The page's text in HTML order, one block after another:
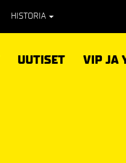
HISTORIA
UUTISET VIP JA